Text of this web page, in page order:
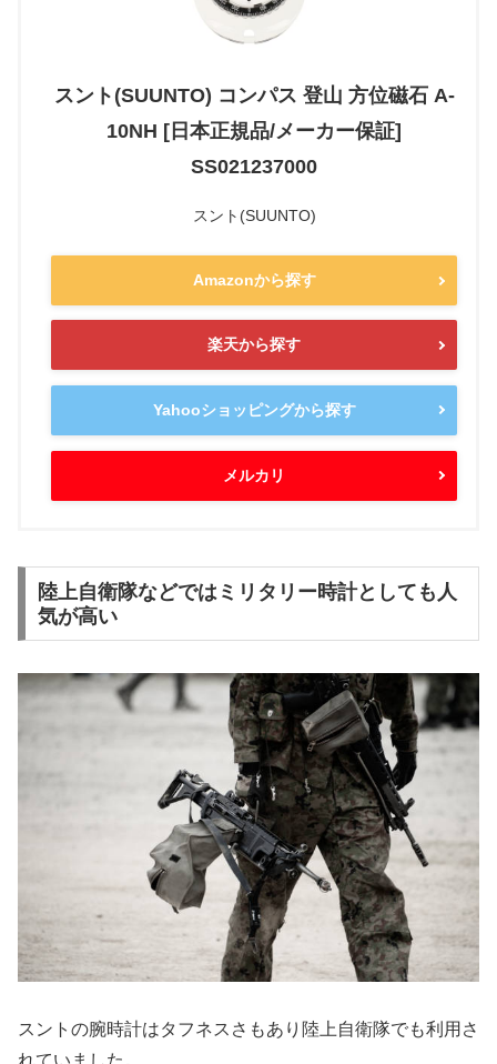
スント(SUUNTO) コンパス 登山 方位磁石 A-
10NH [日本正規品/メーカー保証]
SS021237000
スント(SUUNTO)
Amazonから探す
楽天から探す
Yahooショッピングから探す
メルカリ
陸上自衛隊などではミリタリー時計としても人
気が高い
スントの腕時計はタフネスさもあり陸上自衛隊でも利用さ
れていました。